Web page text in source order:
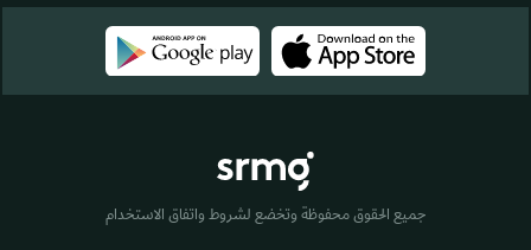
جميع الحقوق محفوظة وتخضع لشروط واتفاق الاستخدام